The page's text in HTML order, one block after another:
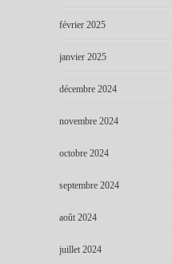
février 2025
janvier 2025
décembre 2024
novembre 2024
octobre 2024
septembre 2024
août 2024
juillet 2024